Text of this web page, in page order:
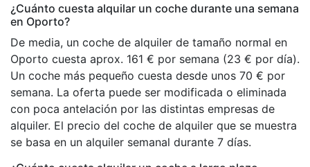
¿Cuánto cuesta alquilar un coche durante una semana
en Oporto?
De media, un coche de alquiler de tamaño normal en
Oporto cuesta aprox. 161 € por semana (23 € por día).
Un coche más pequeño cuesta desde unos 70 € por
semana. La oferta puede ser modificada o eliminada
con poca antelación por las distintas empresas de
alquiler. El precio del coche de alquiler que se muestra
se basa en un alquiler semanal durante 7 días.